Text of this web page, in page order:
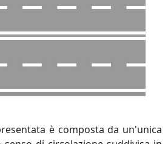
è composta da un'unica